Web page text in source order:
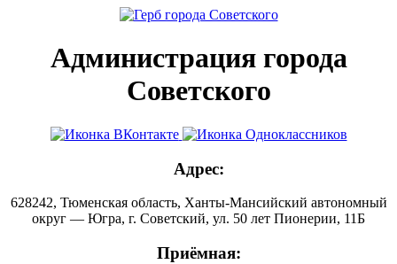
Администрация города
Советского
Адрес:
628242, Тюменская область, Ханты-Мансийский автономный
округ — Югра, г. Советский, ул. 50 лет Пионерии, 11Б
Приёмная: